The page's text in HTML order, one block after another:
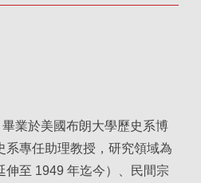
畢業於美國布朗大學歷史系博
系專任助理教授，研究領域為
伸至 1949 年迄今）、民間宗